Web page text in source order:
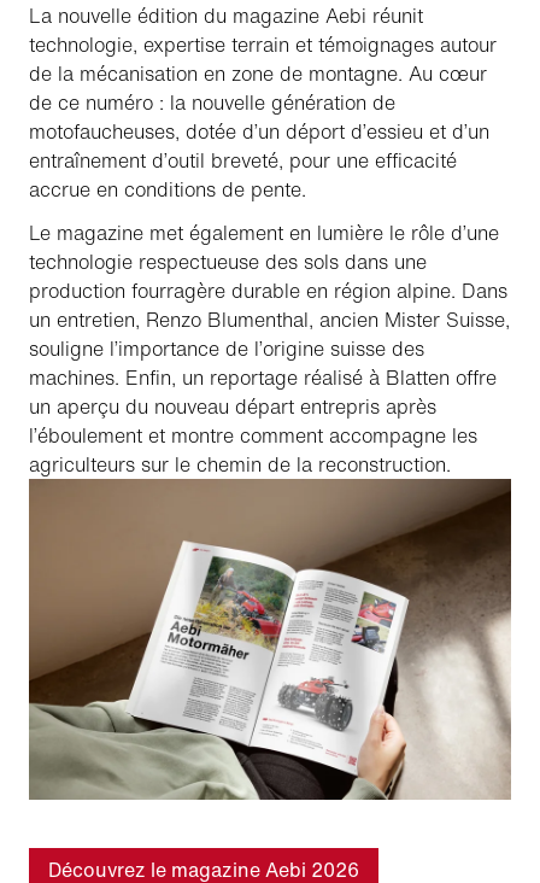
La nouvelle édition du magazine Aebi réunit
technologie, expertise terrain et témoignages autour
de la mécanisation en zone de montagne. Au cœur
de ce numéro : la nouvelle génération de
motofaucheuses, dotée d’un déport d’essieu et d’un
entraînement d’outil breveté, pour une efficacité
accrue en conditions de pente.
Le magazine met également en lumière le rôle d’une
technologie respectueuse des sols dans une
production fourragère durable en région alpine. Dans
un entretien, Renzo Blumenthal, ancien Mister Suisse,
souligne l’importance de l’origine suisse des
machines. Enfin, un reportage réalisé à Blatten offre
un aperçu du nouveau départ entrepris après
l’éboulement et montre comment accompagne les
agriculteurs sur le chemin de la reconstruction.
Découvrez le magazine Aebi 2026